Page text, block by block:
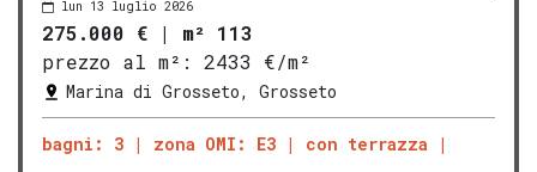
lun 13 luglio 2026
275.000 € | m² 113
prezzo al m²:
2433 €/m²
Marina di Grosseto, Grosseto
bagni: 3 zona OMI: E3 con terrazza